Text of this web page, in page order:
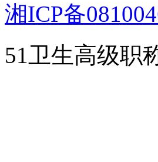
湘ICP备
51卫生高级职